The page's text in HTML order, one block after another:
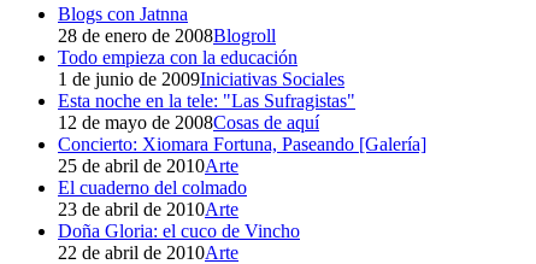
Blogs con Jatnna
28 de enero de 2008Blogroll
Todo empieza con la educación
1 de junio de 2009Iniciativas Sociales
Esta noche en la tele: "Las Sufragistas"
12 de mayo de 2008Cosas de aquí
Concierto: Xiomara Fortuna, Paseando [Galería]
25 de abril de 2010Arte
El cuaderno del colmado
23 de abril de 2010Arte
Doña Gloria: el cuco de Vincho
22 de abril de 2010Arte